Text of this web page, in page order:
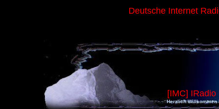
Deutsche Internet
[IMC]
Herzlich Willkommen